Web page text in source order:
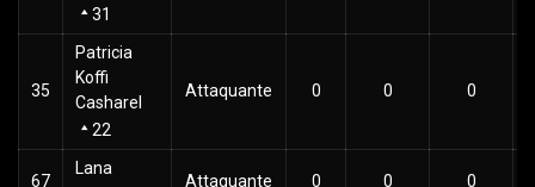
31
35
Patricia
Koffi
Casharel
22
Attaquante 0 0 0
67
Lana
Attaquante 0 0 0